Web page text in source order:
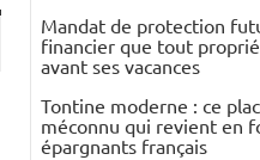
Mandat de protection
financier que tout
avant ses vacances
Tontine moderne : ce
méconnu qui revient en
épargnants français